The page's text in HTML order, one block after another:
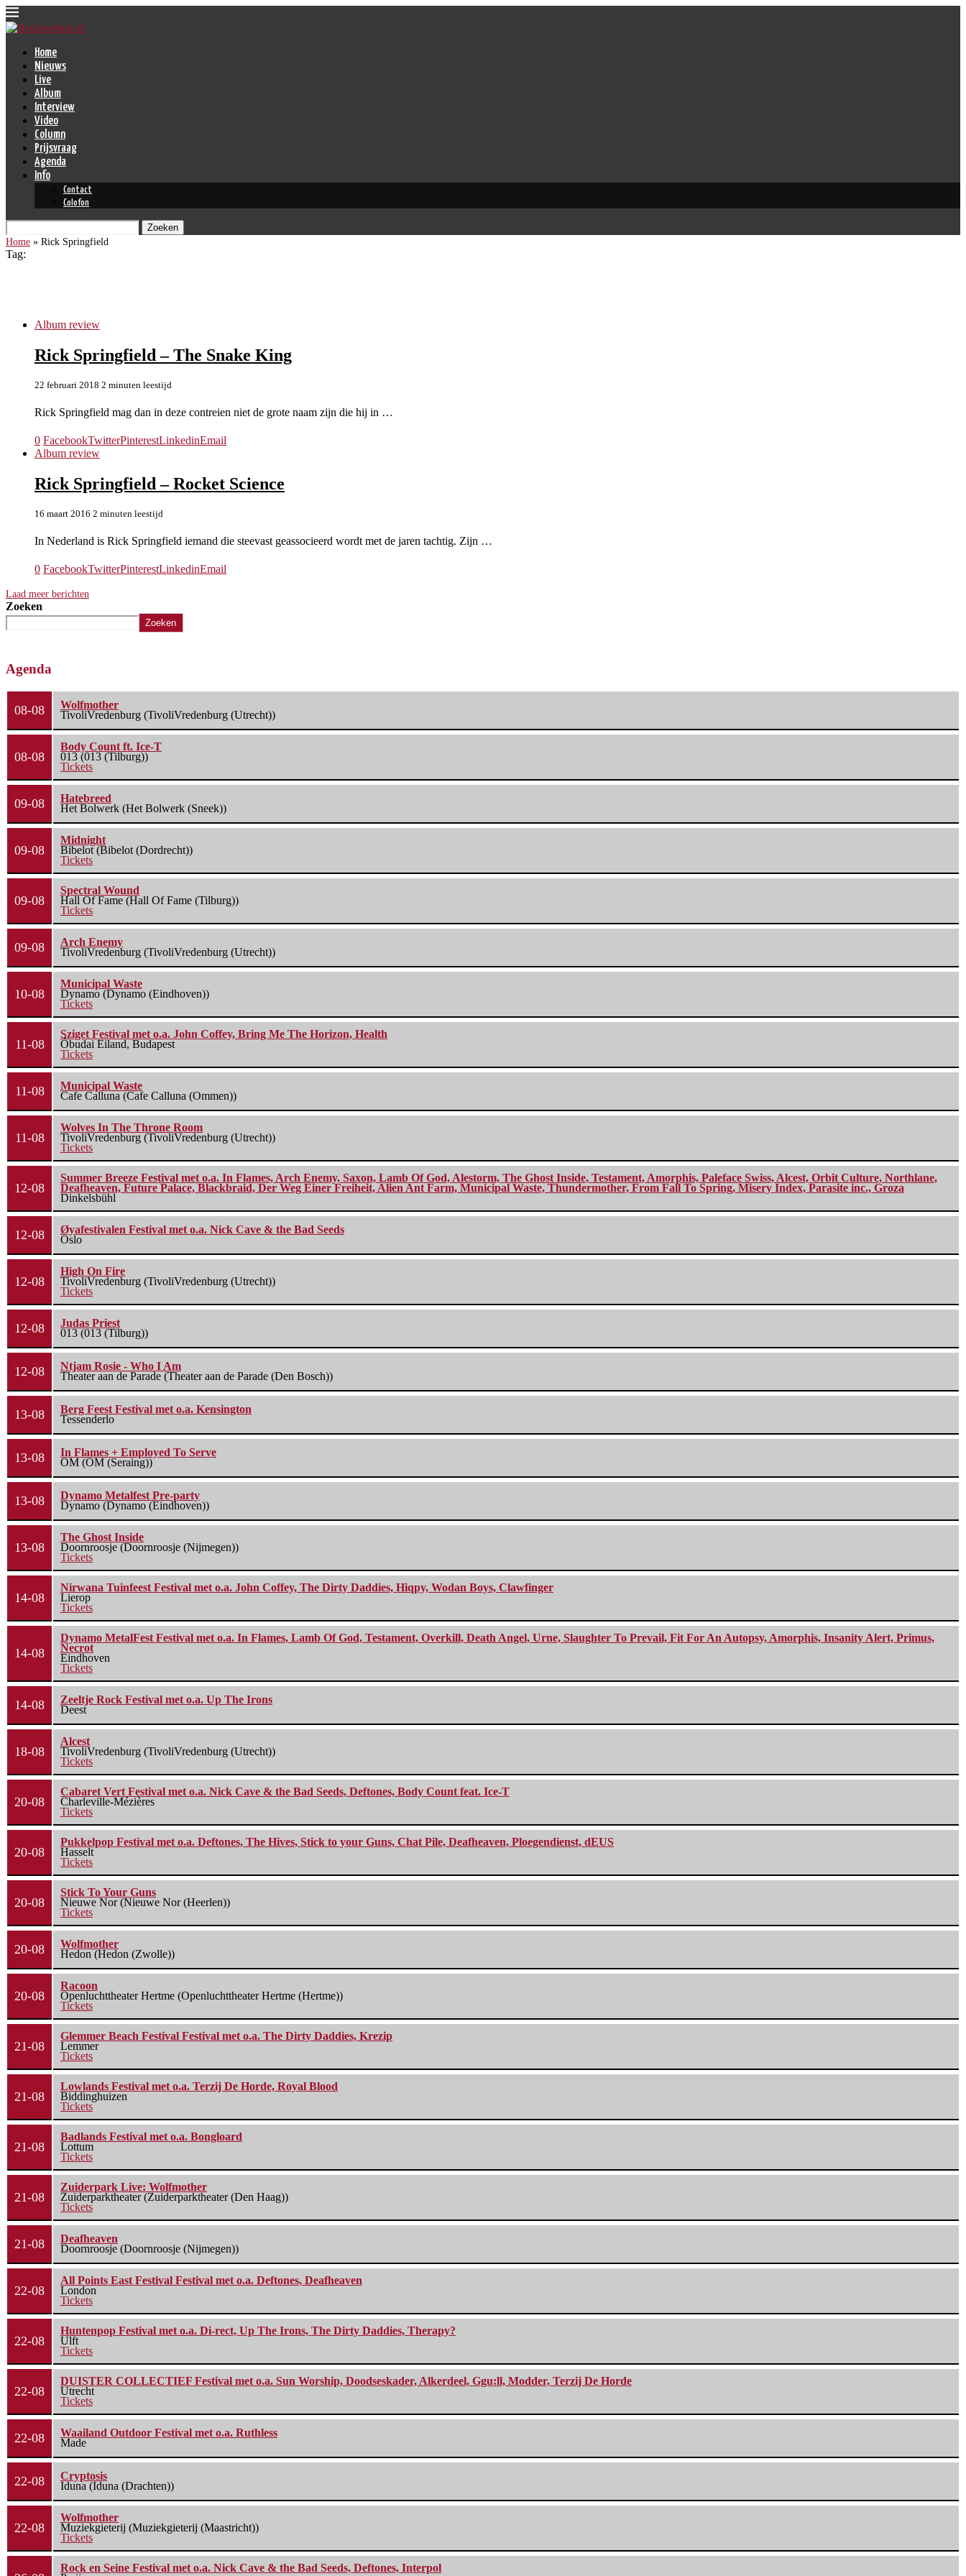
Home
Nieuws
Live
Album
Interview
Video
Column
Prijsvraag
Agenda
Info
Contact
Colofon
Zoeken
Home » Rick Springfield
Tag:
Album review
Rick Springfield – The Snake King
22 februari 2018 2 minuten leestijd
Rick Springfield mag dan in deze contreien niet de grote naam zijn die hij in …
0 FacebookTwitterPinterestLinkedinEmail
Album review
Rick Springfield – Rocket Science
16 maart 2016 2 minuten leestijd
In Nederland is Rick Springfield iemand die steevast geassocieerd wordt met de jaren tachtig. Zijn …
0 FacebookTwitterPinterestLinkedinEmail
Laad meer berichten
Zoeken
Zoeken
Agenda
08-08
Wolfmother
TivoliVredenburg (TivoliVredenburg (Utrecht))
08-08
Body Count ft. Ice-T
013 (013 (Tilburg))
Tickets
09-08
Hatebreed
Het Bolwerk (Het Bolwerk (Sneek))
09-08
Midnight
Bibelot (Bibelot (Dordrecht))
Tickets
09-08
Spectral Wound
Hall Of Fame (Hall Of Fame (Tilburg))
Tickets
09-08
Arch Enemy
TivoliVredenburg (TivoliVredenburg (Utrecht))
10-08
Municipal Waste
Dynamo (Dynamo (Eindhoven))
Tickets
11-08
Sziget Festival met o.a. John Coffey, Bring Me The Horizon, Health
Óbudai Eiland, Budapest
Tickets
11-08
Municipal Waste
Cafe Calluna (Cafe Calluna (Ommen))
11-08
Wolves In The Throne Room
TivoliVredenburg (TivoliVredenburg (Utrecht))
Tickets
12-08
Summer Breeze Festival met o.a. In Flames, Arch Enemy, Saxon, Lamb Of God, Alestorm, The Ghost Inside, Testament, Amorphis, Paleface Swiss, Alcest, Orbit Culture, Northlane,
Deafheaven, Future Palace, Blackbraid, Der Weg Einer Freiheit, Alien Ant Farm, Municipal Waste, Thundermother, From Fall To Spring, Misery Index, Parasite inc., Groza
Dinkelsbühl
12-08
Øyafestivalen Festival met o.a. Nick Cave & the Bad Seeds
Oslo
12-08
High On Fire
TivoliVredenburg (TivoliVredenburg (Utrecht))
Tickets
12-08
Judas Priest
013 (013 (Tilburg))
12-08
Ntjam Rosie - Who I Am
Theater aan de Parade (Theater aan de Parade (Den Bosch))
13-08
Berg Feest Festival met o.a. Kensington
Tessenderlo
13-08
In Flames + Employed To Serve
OM (OM (Seraing))
13-08
Dynamo Metalfest Pre-party
Dynamo (Dynamo (Eindhoven))
13-08
The Ghost Inside
Doornroosje (Doornroosje (Nijmegen))
Tickets
14-08
Nirwana Tuinfeest Festival met o.a. John Coffey, The Dirty Daddies, Hiqpy, Wodan Boys, Clawfinger
Lierop
Tickets
14-08
Dynamo MetalFest Festival met o.a. In Flames, Lamb Of God, Testament, Overkill, Death Angel, Urne, Slaughter To Prevail, Fit For An Autopsy, Amorphis, Insanity Alert, Primus,
Necrot
Eindhoven
Tickets
14-08
Zeeltje Rock Festival met o.a. Up The Irons
Deest
18-08
Alcest
TivoliVredenburg (TivoliVredenburg (Utrecht))
Tickets
20-08
Cabaret Vert Festival met o.a. Nick Cave & the Bad Seeds, Deftones, Body Count feat. Ice-T
Charleville-Mézières
Tickets
20-08
Pukkelpop Festival met o.a. Deftones, The Hives, Stick to your Guns, Chat Pile, Deafheaven, Ploegendienst, dEUS
Hasselt
Tickets
20-08
Stick To Your Guns
Nieuwe Nor (Nieuwe Nor (Heerlen))
Tickets
20-08
Wolfmother
Hedon (Hedon (Zwolle))
20-08
Racoon
Openluchttheater Hertme (Openluchttheater Hertme (Hertme))
Tickets
21-08
Glemmer Beach Festival Festival met o.a. The Dirty Daddies, Krezip
Lemmer
Tickets
21-08
Lowlands Festival met o.a. Terzij De Horde, Royal Blood
Biddinghuizen
Tickets
21-08
Badlands Festival met o.a. Bongloard
Lottum
Tickets
21-08
Zuiderpark Live: Wolfmother
Zuiderparktheater (Zuiderparktheater (Den Haag))
Tickets
21-08
Deafheaven
Doornroosje (Doornroosje (Nijmegen))
22-08
All Points East Festival Festival met o.a. Deftones, Deafheaven
London
Tickets
22-08
Huntenpop Festival met o.a. Di-rect, Up The Irons, The Dirty Daddies, Therapy?
Ulft
Tickets
22-08
DUISTER COLLECTIEF Festival met o.a. Sun Worship, Doodseskader, Alkerdeel, Ggu:ll, Modder, Terzij De Horde
Utrecht
Tickets
22-08
Waailand Outdoor Festival met o.a. Ruthless
Made
22-08
Cryptosis
Iduna (Iduna (Drachten))
22-08
Wolfmother
Muziekgieterij (Muziekgieterij (Maastricht))
Tickets
Rock en Seine Festival met o.a. Nick Cave & the Bad Seeds, Deftones, Interpol